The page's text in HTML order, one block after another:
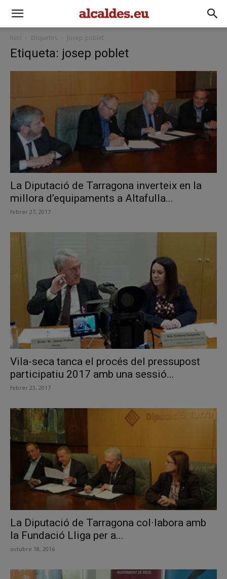
Inici Etiquetes Josep poblet
Etiqueta: josep poblet
La Diputació de Tarragona inverteix en la
millora d’equipaments a Altafulla...
febrer 27, 2017
Vila-seca tanca el procés del pressupost
participatiu 2017 amb una sessió...
febrer 23, 2017
La Diputació de Tarragona col·labora amb
la Fundació Lliga per a...
octubre 18, 2016